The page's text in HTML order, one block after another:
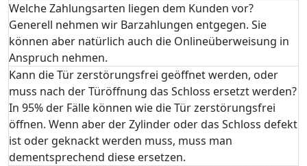
Welche Zahlungsarten liegen dem Kunden vor?
Generell nehmen wir Barzahlungen entgegen. Sie
können aber natürlich auch die Onlineüberweisung in
Anspruch nehmen.
Kann die Tür zerstörungsfrei geöffnet werden, oder
muss nach der Türöffnung das Schloss ersetzt werden?
In 95% der Fälle können wie die Tür zerstörungsfrei
öffnen. Wenn aber der Zylinder oder das Schloss defekt
ist oder geknackt werden muss, muss man
dementsprechend diese ersetzen.